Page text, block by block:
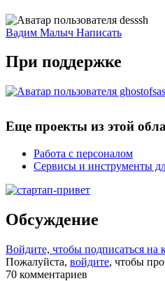
Вадим Малыч Написать
При поддержке
Еще проекты из этой
Работа с персоналом
Сервисы и инструменты
Обсуждение
Войдите, чтобы подписаться на
Пожалуйста, войдите, чтобы
70 комментариев